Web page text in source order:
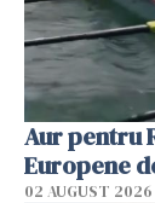
Aur pentru
Europene
02 AUGUST 2026